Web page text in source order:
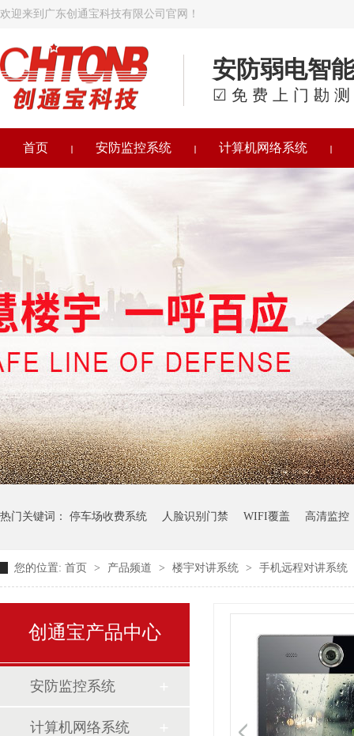
欢迎来到广东创通宝科技有限公司官网！
安防弱电智
☑免费上门勘
首页 安防监控系统 计算机网络系统
热门关键词： 停车场收费系统 人脸识别门禁 WIFI覆盖 高清监控
您的位置: 首页 > 产品频道 > 楼宇对讲系统 > 手机远程对讲系统
创通宝产品中心
安防监控系统
计算机网络系统